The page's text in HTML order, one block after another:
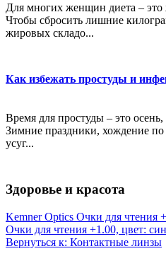
Для многих женщин диета – это
Чтобы сбросить лишние
жировых складо...
Как избежать простуды и
Время для простуды – это
Зимние праздники, хождение по
усуг...
Здоровье и красота
Kemner Optics Очки для чтения
Очки для чтения +1.00, цвет:
Вернуться к: Контактные линзы